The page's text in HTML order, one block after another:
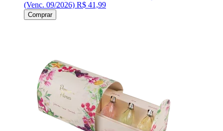
(Venc. 09/2026) R$ 41,99
Comprar